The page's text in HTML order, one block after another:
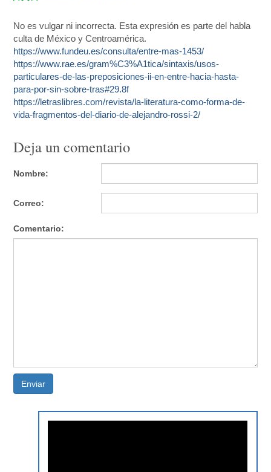
No es vulgar ni incorrecta. Esta expresión es parte del habla
culta de México y Centroamérica.
https://www.fundeu.es/consulta/entre-mas-1453/
https://www.rae.es/gram%C3%A1tica/sintaxis/usos-
particulares-de-las-preposiciones-ii-en-entre-hacia-hasta-
para-por-sin-sobre-tras#29.8f
https://letraslibres.com/revista/la-literatura-como-forma-de-
vida-fragmentos-del-diario-de-alejandro-rossi-2/
Deja un comentario
Nombre:
Correo:
Comentario:
Enviar